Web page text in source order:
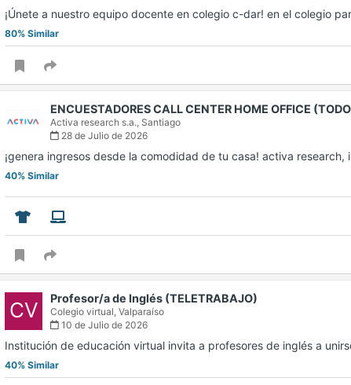
¡Únete a nuestro equipo docente en colegio c-dar! en el colegio
80% Similar
ENCUESTADORES CALL CENTER HOME OFFICE
Activa research s.a., Santiago
28 de Julio de 2026
¡genera ingresos desde la comodidad de tu casa! activa
40% Similar
CV Profesor/a de Inglés (TELETRABAJO)
Colegio virtual, Valparaíso
10 de Julio de 2026
Institución de educación virtual invita a profesores de inglés a
40% Similar